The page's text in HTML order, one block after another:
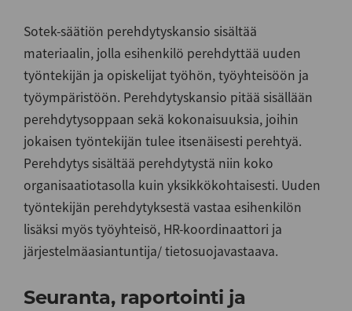
Sotek-säätiön perehdytyskansio sisältää
materiaalin, jolla esihenkilö perehdyttää uuden
työntekijän ja opiskelijat työhön, työyhteisöön ja
työympäristöön. Perehdytyskansio pitää sisällään
perehdytysoppaan sekä kokonaisuuksia, joihin
jokaisen työntekijän tulee itsenäisesti perehtyä.
Perehdytys sisältää perehdytystä niin koko
organisaatiotasolla kuin yksikkökohtaisesti. Uuden
työntekijän perehdytyksestä vastaa esihenkilön
lisäksi myös työyhteisö, HR-koordinaattori ja
järjestelmäasiantuntija/ tietosuojavastaava.
Seuranta, raportointi ja